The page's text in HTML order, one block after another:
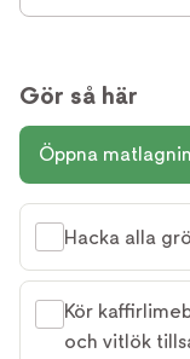
Gör så här
Öppna
Hacka alla
Kör
och vitlök